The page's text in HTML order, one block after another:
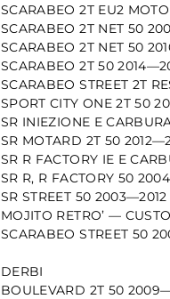
SCARABEO 2T EU2
SCARABEO 2T NET 50
SCARABEO 2T NET 50
SCARABEO 2T 50
SCARABEO STREET 2T
SPORT CITY ONE 2T 50
SR INIEZIONE E
SR MOTARD 2T 50
SR R FACTORY IE E
SR R, R FACTORY 50
SR STREET 50
MOJITO RETRO’ —
SCARABEO STREET 50
DERBI
BOULEVARD 2T 50